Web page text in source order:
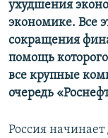
ухудшения
экономике. Все
сокращения
помощь
все крупные
очередь
Россия начинает